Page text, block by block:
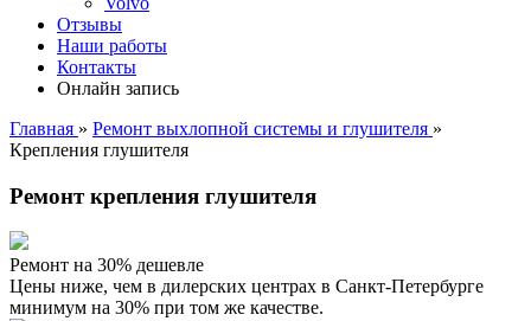
Отзывы
Наши работы
Контакты
Онлайн запись
Главная » Ремонт выхлопной системы и глушителя »
Крепления глушителя
Ремонт крепления глушителя
Ремонт на 30% дешевле
Цены ниже, чем в дилерских центрах в Санкт-Петербурге
минимум на 30% при том же качестве.